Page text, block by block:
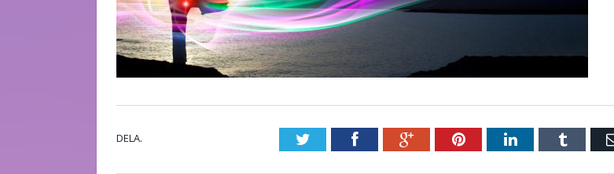
DELA. TwitterFacebookGoogle+PinterestLinkedInTumblr